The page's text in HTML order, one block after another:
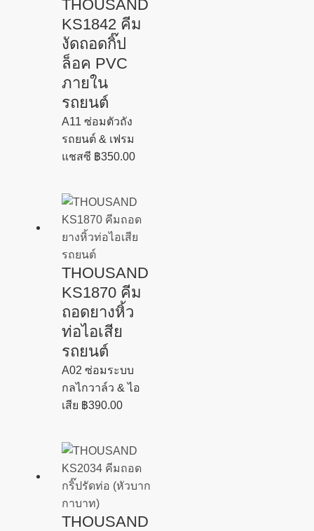
THOUSAND
KS1842 คีม
งัดถอดกิ๊ป
ล็อค PVC
ภายใน
รถยนต์
A11 ซ่อมตัวถัง
รถยนต์ & เฟรม
แชสซี ฿350.00
THOUSAND
KS1870 คีม
ถอดยางหิ้ว
ท่อไอเสีย
รถยนต์
A02 ซ่อมระบบ
กลไกวาล์ว & ไอ
เสีย ฿390.00
THOUSAND